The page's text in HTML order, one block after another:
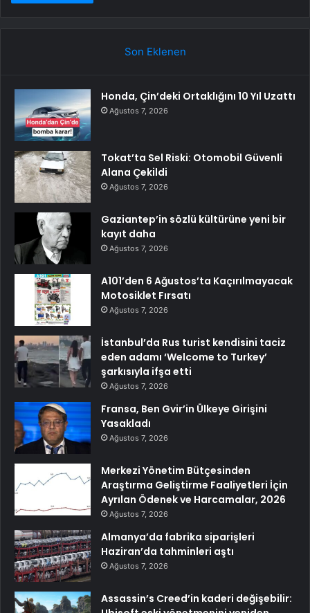
Son Eklenen
Honda, Çin’deki Ortaklığını 10 Yıl Uzattı
Ağustos 7, 2026
Tokat’ta Sel Riski: Otomobil Güvenli
Alana Çekildi
Ağustos 7, 2026
Gaziantep’in sözlü kültürüne yeni bir
kayıt daha
Ağustos 7, 2026
A101’den 6 Ağustos’ta Kaçırılmayacak
Motosiklet Fırsatı
Ağustos 7, 2026
İstanbul’da Rus turist kendisini taciz
eden adamı ‘Welcome to Turkey’
şarkısıyla ifşa etti
Ağustos 7, 2026
Fransa, Ben Gvir’in Ülkeye Girişini
Yasakladı
Ağustos 7, 2026
Merkezi Yönetim Bütçesinden
Araştırma Geliştirme Faaliyetleri İçin
Ayrılan Ödenek ve Harcamalar, 2026
Ağustos 7, 2026
Almanya’da fabrika siparişleri
Haziran’da tahminleri aştı
Ağustos 7, 2026
Assassin’s Creed’in kaderi değişebilir: